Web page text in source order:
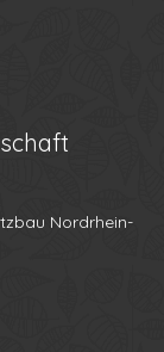
Nordrhein-